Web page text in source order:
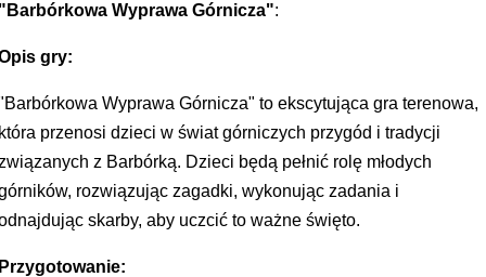
Wyprawa Górnicza":
gry:
Wyprawa Górnicza" to ekscytująca gra terenowa,
przenosi dzieci w świat górniczych przygód i tradycji
z Barbórką. Dzieci będą pełnić rolę młodych
rozwiązując zagadki, wykonując zadania i
skarby, aby uczcić to ważne święto.